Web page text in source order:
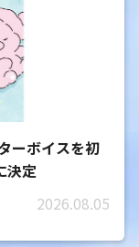
ーボイスを初
決定
2026.08.05